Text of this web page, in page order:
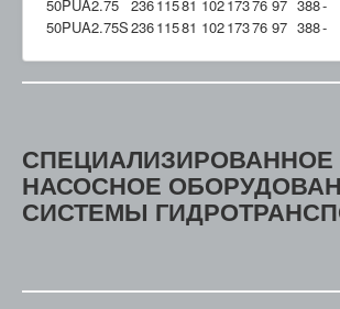
50PUA2.75 23611581 10217376 97 388-
50PUA2.75S23611581 10217376 97 388-
СПЕЦИАЛИЗИРОВАННОЕ
НАСОСНОЕ
СИСТЕМЫ